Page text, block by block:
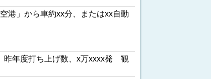
港」から車約xx分、またはxx自動
年度打ち上げ数、x万xxxx発 観